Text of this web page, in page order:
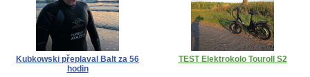
Kubkowski přeplaval Balt za 56
hodin
TEST Elektrokolo Touroll S2